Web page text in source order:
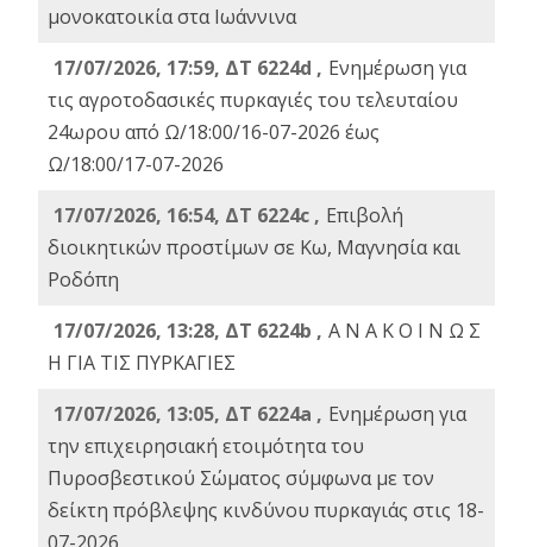
μονοκατοικία στα Ιωάννινα
17/07/2026, 17:59, ΔΤ 6224d , Ενημέρωση για
τις αγροτοδασικές πυρκαγιές του τελευταίου
24ωρου από Ω/18:00/16-07-2026 έως
Ω/18:00/17-07-2026
17/07/2026, 16:54, ΔΤ 6224c , Επιβολή
διοικητικών προστίμων σε Κω, Μαγνησία και
Ροδόπη
17/07/2026, 13:28, ΔΤ 6224b , Α Ν Α Κ Ο Ι Ν Ω Σ
Η ΓΙΑ ΤΙΣ ΠΥΡΚΑΓΙΕΣ
17/07/2026, 13:05, ΔΤ 6224a , Ενημέρωση για
την επιχειρησιακή ετοιμότητα του
Πυροσβεστικού Σώματος σύμφωνα με τον
δείκτη πρόβλεψης κινδύνου πυρκαγιάς στις 18-